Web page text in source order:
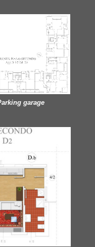
garage